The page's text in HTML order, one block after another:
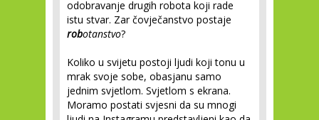
odobravanje drugih robota koji rade
istu stvar. Zar čovječanstvo postaje
robotanstvo?
Koliko u svijetu postoji ljudi koji tonu u
mrak svoje sobe, obasjanu samo
jednim svjetlom. Svjetlom s ekrana.
Moramo postati svjesni da su mnogi